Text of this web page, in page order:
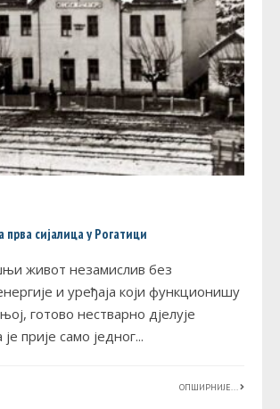
прва сијалица у Рогатици
живот незамислив без
и уређаја који функционишу
готово нестварно дјелује
прије само једног...
ОПШИРНИЈЕ...